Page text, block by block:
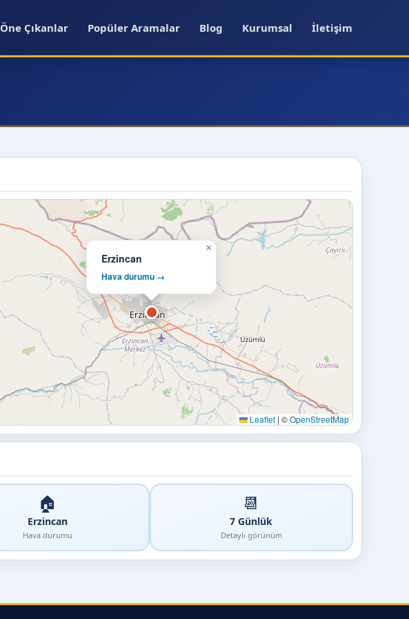
Öne Çıkanlar Popüler Aramalar Blog Kurumsal İletişim
Erzincan
Hava durumu →
×
Leaflet | ©OpenStreetMap
🏠
Erzincan
Hava durumu
📆
7 Günlük
Detaylı görünüm